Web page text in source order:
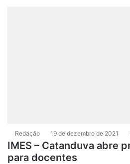
Redação 19 de dezembro de 2021
IMES – Catanduva abre
para docentes